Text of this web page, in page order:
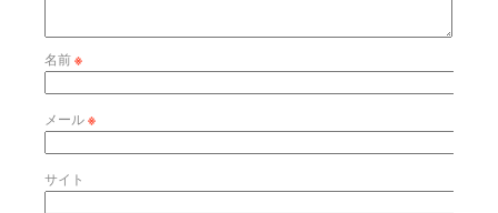
名前※
メール※
サイト